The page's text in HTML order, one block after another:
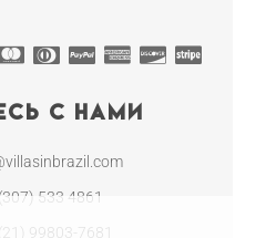
с нами
533 4861
99803-7681